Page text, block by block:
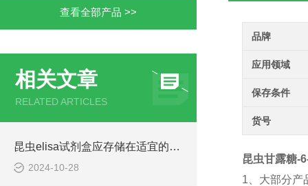
查看全部产品 >>
相关文章
RELATED ARTICLES
昆虫elisa试剂盒应存储在适宜的环境中
2024-10-28
品牌
应用领域
保存条件
货号
昆虫甘露糖-
1、大部分产